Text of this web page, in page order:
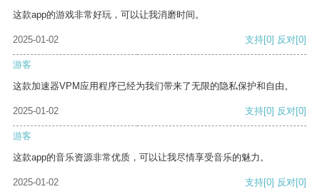
这款app的游戏非常好玩，可以让我消磨时间。
2025-01-02 支持[0] 反对[0]
游客
这款加速器VPM应用程序已经为我们带来了无限的隐私保护和自由。
2025-01-02 支持[0] 反对[0]
游客
这款app的音乐资源非常优质，可以让我尽情享受音乐的魅力。
2025-01-02 支持[0] 反对[0]